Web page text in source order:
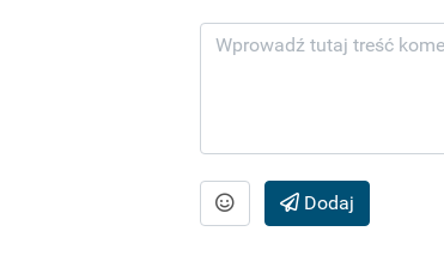
Dodaj